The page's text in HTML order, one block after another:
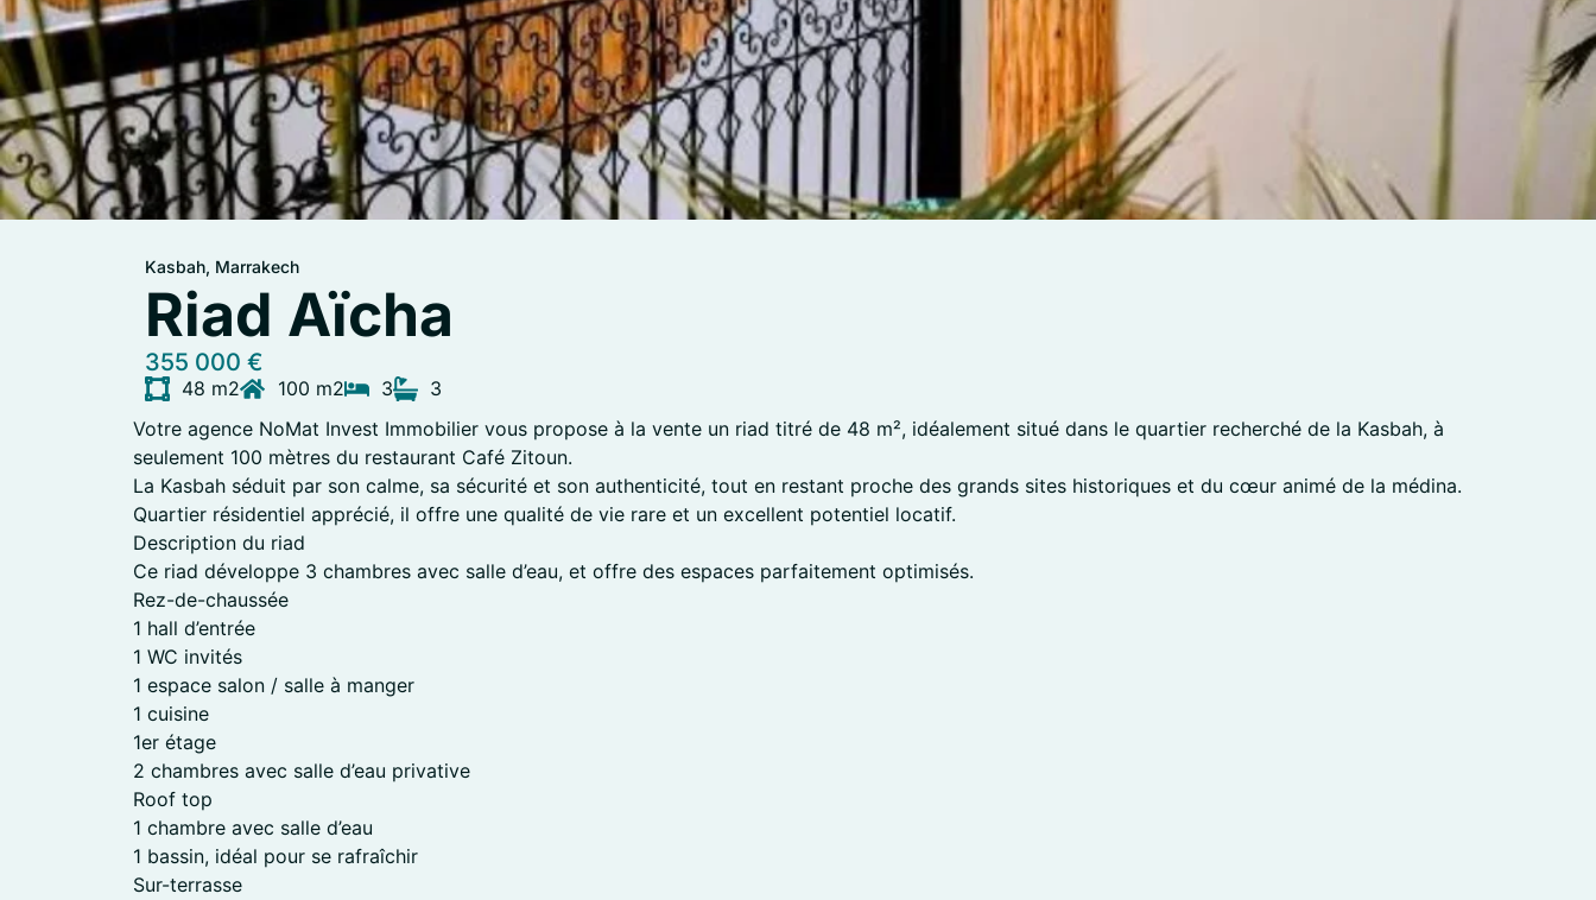
Kasbah, Marrakech
Riad Aïcha
355 000 €
48 m2 100 m2 3
3
Votre agence NoMat Invest Immobilier vous propose à la vente un riad titré de 48 m², idéalement situé dans le quartier recherché de la Kasbah, à
seulement 100 mètres du restaurant Café Zitoun.
La Kasbah séduit par son calme, sa sécurité et son authenticité, tout en restant proche des grands sites historiques et du cœur animé de la médina.
Quartier résidentiel apprécié, il offre une qualité de vie rare et un excellent potentiel locatif.
Description du riad
Ce riad développe 3 chambres avec salle d’eau, et offre des espaces parfaitement optimisés.
Rez-de-chaussée
1 hall d’entrée
1 WC invités
1 espace salon / salle à manger
1 cuisine
1er étage
2 chambres avec salle d’eau privative
Roof top
1 chambre avec salle d’eau
1 bassin, idéal pour se rafraîchir
Sur-terrasse